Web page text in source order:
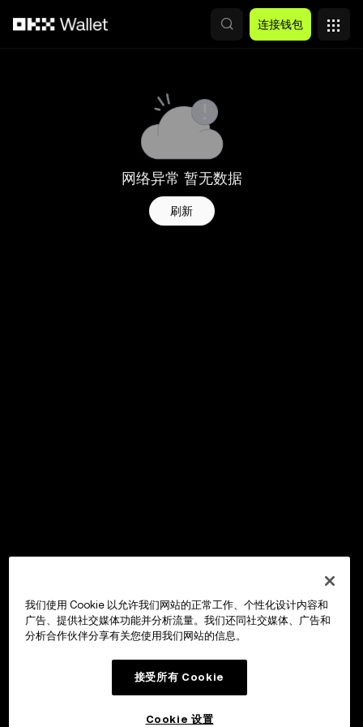
连接钱包
网络异常 暂无数据
刷新
我们使用 Cookie 以允许我们网站的正常工作、个性化设计内容和
广告、提供社交媒体功能并分析流量。我们还同社交媒体、广告和
分析合作伙伴分享有关您使用我们网站的信息。
接受所有 Cookie
Cookie 设置